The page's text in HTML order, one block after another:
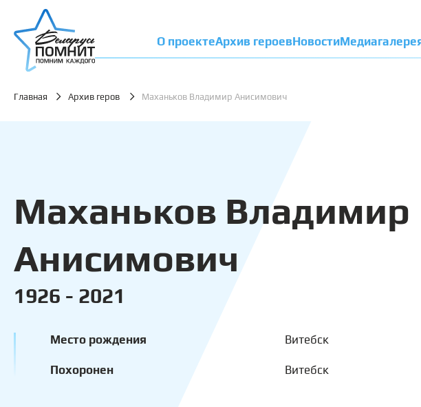
О проектеАрхив героевНовости
Главная Архив геров Маханьков Владимир Анисимович
Маханьков Владимир
Анисимович
1926 - 2021
Место рождения Витебск
Похоронен Витебск